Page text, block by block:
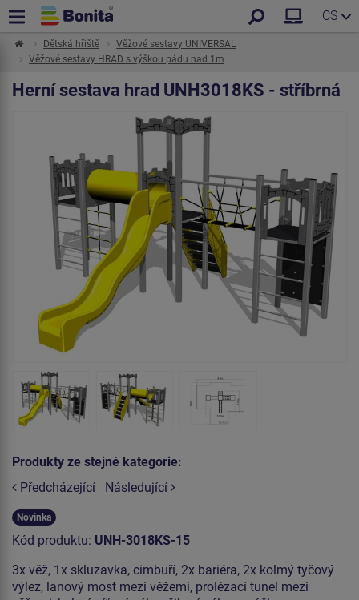
CS
Dětská hřiště
Věžové sestavy UNIVERSAL
Věžové sestavy HRAD s výškou pádu nad 1m
Herní sestava hrad UNH3018KS - stříbrná
Produkty ze stejné kategorie:
Předcházející
Následující
Novinka
Kód produktu: UNH-3018KS-15
3x věž, 1x skluzavka, cimbuří, 2x bariéra, 2x kolmý tyčový
výlez, lanový most mezi věžemi, prolézací tunel mezi